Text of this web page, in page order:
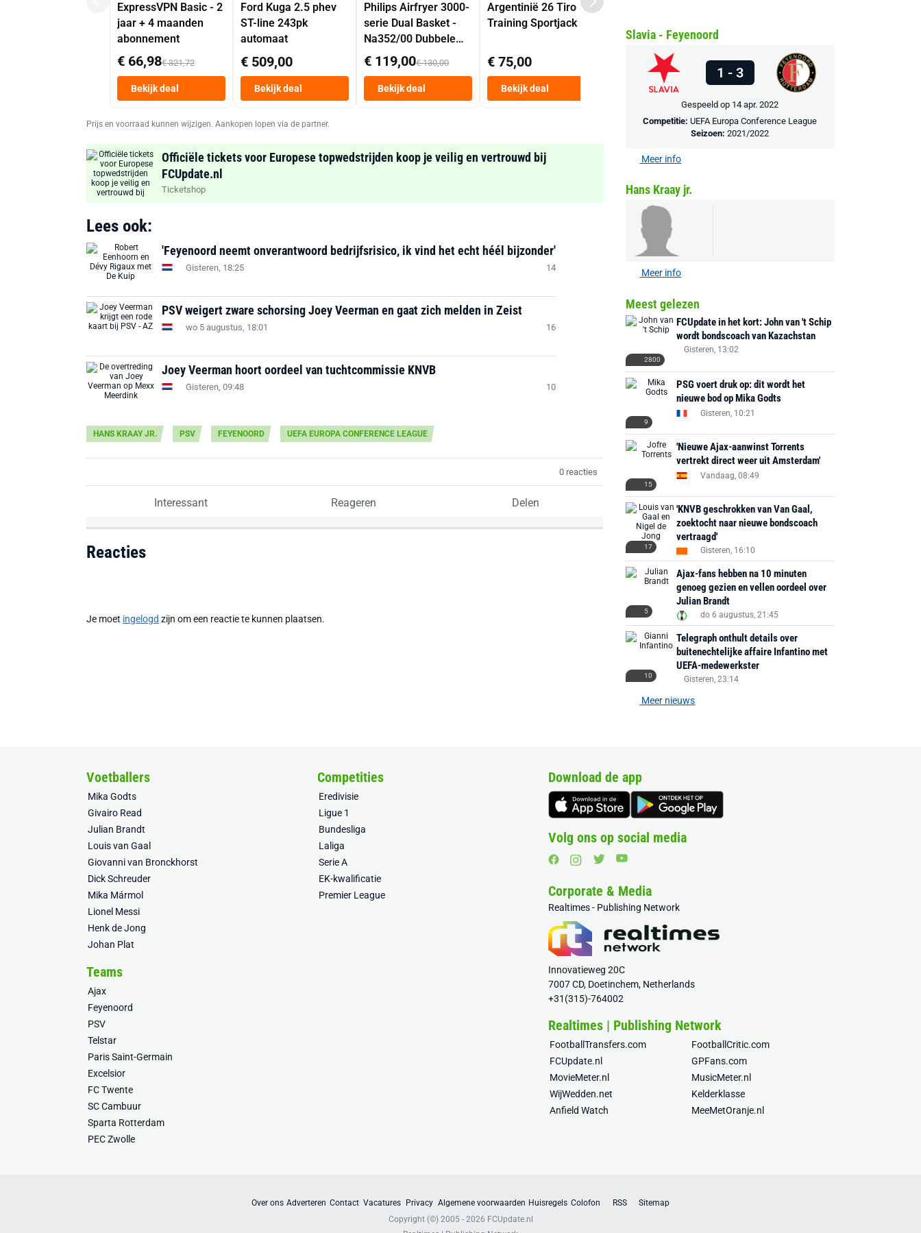
ExpressVPN Basic - 2
jaar + 4 maanden
abonnement
€ 66,98€ 321,72
Bekijk deal
Ford Kuga 2.5 phev
ST-line 243pk
automaat
€ 509,00
Bekijk deal
Philips Airfryer 3000-
serie Dual Basket -
Na352/00 Dubbele
Mand 9 L Tot 6
Personen
Heteluchtfriteuse
Zwart
€ 119,00€ 130,00
Bekijk deal
Argentinië 26 Tiro
Training Sportjack
€ 75,00
Bekijk deal
€ 29,99
Bekijk deal
€ 78,00€ 130,00
Bekijk deal
Prijs en voorraad kunnen wijzigen. Aankopen lopen via de partner.
Officiële tickets voor Europese topwedstrijden koop je veilig en vertrouwd bij
FCUpdate.nl
Ticketshop
Lees ook:
'Feyenoord neemt onverantwoord bedrijfsrisico, ik vind het echt héél bijzonder'
Gisteren, 18:25 14
PSV weigert zware schorsing Joey Veerman en gaat zich melden in Zeist
wo 5 augustus, 18:01 16
Joey Veerman hoort oordeel van tuchtcommissie KNVB
Gisteren, 09:48 10
HANS KRAAY JR. PSV FEYENOORD UEFA EUROPA CONFERENCE LEAGUE
0 reacties
Interessant Reageren Delen
Reacties
Je moet ingelogd zijn om een reactie te kunnen plaatsen.
Slavia - Feyenoord
1 - 3
Gespeeld op 14 apr. 2022
Competitie:UEFA Europa Conference League
Seizoen:2021/2022
Meer info
Hans Kraay jr.
Meer info
Meest gelezen
2800
FCUpdate in het kort: John van 't Schip
wordt bondscoach van Kazachstan
Gisteren, 13:02
9
PSG voert druk op: dit wordt het
nieuwe bod op Mika Godts
Gisteren, 10:21
15
'Nieuwe Ajax-aanwinst Torrents
vertrekt direct weer uit Amsterdam'
Vandaag, 08:49
17
'KNVB geschrokken van Van Gaal,
zoektocht naar nieuwe bondscoach
vertraagd'
Gisteren, 16:10
5
Ajax-fans hebben na 10 minuten
genoeg gezien en vellen oordeel over
Julian Brandt
do 6 augustus, 21:45
10
Telegraph onthult details over
buitenechtelijke affaire Infantino met
UEFA-medewerkster
Gisteren, 23:14
Meer nieuws
Voetballers
Mika Godts
Givairo Read
Julian Brandt
Louis van Gaal
Giovanni van Bronckhorst
Dick Schreuder
Mika Mármol
Lionel Messi
Henk de Jong
Johan Plat
Competities
Eredivisie
Ligue 1
Bundesliga
Laliga
Serie A
EK-kwalificatie
Premier League
Teams
Ajax
Feyenoord
PSV
Telstar
Paris Saint-Germain
Excelsior
FC Twente
SC Cambuur
Sparta Rotterdam
PEC Zwolle
Download de app
Volg ons op social media
Corporate & Media
Realtimes - Publishing Network
Innovatieweg 20C
7007 CD, Doetinchem, Netherlands
+31(315)-764002
Realtimes | Publishing Network
FootballTransfers.com
FootballCritic.com
FCUpdate.nl
GPFans.com
MovieMeter.nl
MusicMeter.nl
WijWedden.net
Kelderklasse
Anfield Watch
MeeMetOranje.nl
Over ons Adverteren Contact Vacatures Privacy Algemene voorwaarden Huisregels Colofon RSS
Sitemap
Copyright (©) 2005 - 2026 FCUpdate.nl